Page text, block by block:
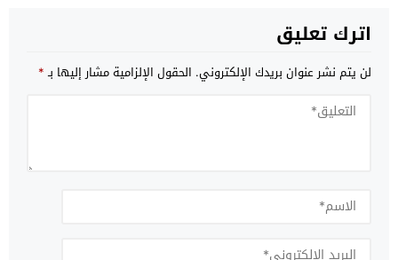
اترك تعليق
لن يتم نشر عنوان بريدك الإلكتروني. الحقول الإلزامية مشار إليها بـ*